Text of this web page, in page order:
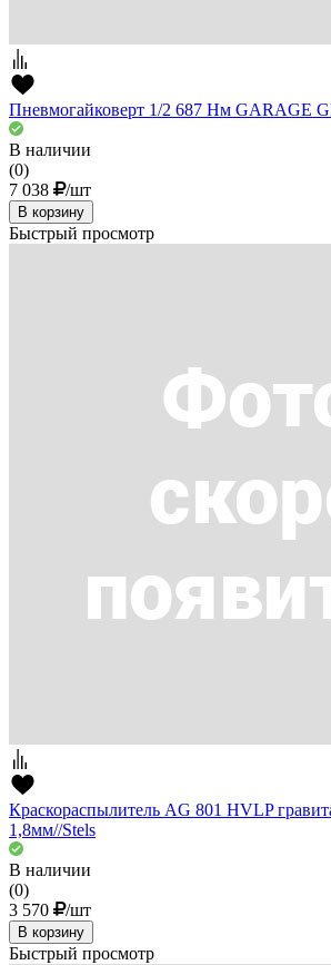
Пневмогайковерт 1/2 687 Нм GARAGE
В наличии
(0)
7 038
/шт
В корзину
Быстрый просмотр
Краскораспылитель AG 801 HVLP
1,8мм//Stels
В наличии
(0)
3 570
/шт
В корзину
Быстрый просмотр